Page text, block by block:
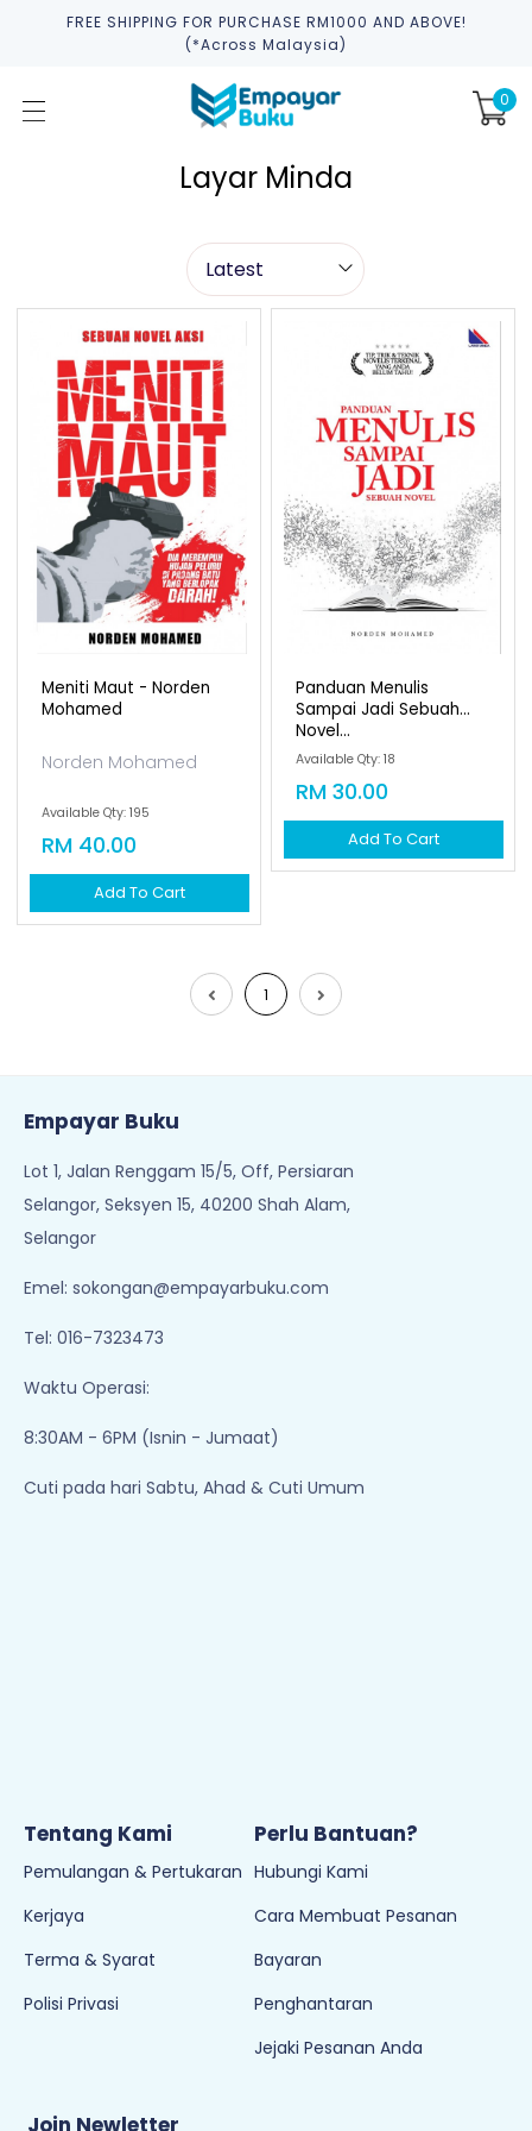
FREE SHIPPING FOR PURCHASE RM1000 AND ABOVE!
(*across Malaysia)
0
Layar Minda
Meniti Maut - Norden
Mohamed
Norden Mohamed
Available Qty: 195
RM 40.00
Add To Cart
Panduan Menulis
Sampai Jadi Sebuah
Novel...
Available Qty: 18
RM 30.00
Add To Cart
1
Empayar Buku
Lot 1, Jalan Renggam 15/5, Off, Persiaran
Selangor, Seksyen 15, 40200 Shah Alam,
Selangor
Emel: sokongan@empayarbuku.com
Tel: 016-7323473
Waktu Operasi:
8:30AM - 6PM (Isnin - Jumaat)
Cuti pada hari Sabtu, Ahad & Cuti Umum
Tentang Kami
Pemulangan & Pertukaran
Kerjaya
Terma & Syarat
Polisi Privasi
Perlu Bantuan?
Hubungi Kami
Cara Membuat Pesanan
Bayaran
Penghantaran
Jejaki Pesanan Anda
Join Newletter